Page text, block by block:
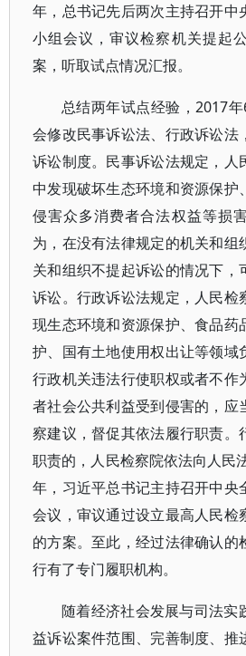
年，总书记先后两次主持召开中
小组会议，审议检察机关提起
案，听取试点情况汇报。
总结两年试点经验，2017
会修改民事诉讼法、行政诉讼法
诉讼制度。民事诉讼法规定，人
中发现破坏生态环境和资源保护
侵害众多消费者合法权益等损
为，在没有法律规定的机关和组
关和组织不提起诉讼的情况下，
诉讼。行政诉讼法规定，人民检
现生态环境和资源保护、食品药
护、国有土地使用权出让等领域
行政机关违法行使职权或者不作
者社会公共利益受到侵害的，应
察建议，督促其依法履行职责。
职责的，人民检察院依法向人民
年，习近平总书记主持召开中央
会议，审议通过设立最高人民检
的方案。至此，经过法律确认的
行有了专门履职机构。
随着经济社会发展与司法实
益诉讼案件范围、完善制度、推